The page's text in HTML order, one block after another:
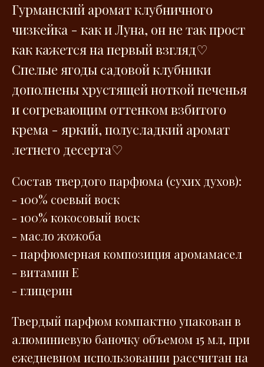
Гурманский аромат клубничного
чизкейка - как и Луна, он не так прост
как кажется на первый взгляд♡
Спелые ягоды садовой клубники
дополнены хрустящей ноткой печенья
и согревающим оттенком взбитого
крема - яркий, полусладкий аромат
летнего десерта♡
Состав твердого парфюма (сухих духов):
- 100% cоевый воск
- 100% кокосовый воск
- масло жожоба
- парфюмерная композиция аромамасел
- витамин E
- глицерин
Твердый парфюм компактно упакован в
алюминиевую баночку объемом 15 мл, при
ежедневном использовании рассчитан на